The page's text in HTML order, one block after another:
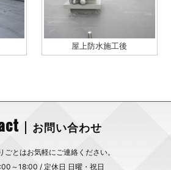
屋上防水施工後
お問い合わせ
ごとはお気軽にご連絡ください。
～18:00 / 定休日 日曜・祝日